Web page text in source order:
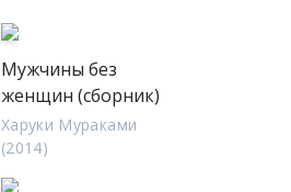
Мужчины без
женщин (сборник)
Харуки Мураками
(2014)